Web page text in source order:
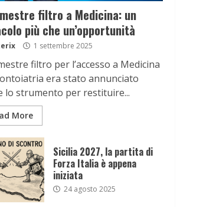
filtro a Medicina: un
più che un’opportunità
1 settembre 2025
filtro per l’accesso a Medicina
era stato annunciato
lo strumento per restituire...
More
Sicilia 2027, la partita di
Forza Italia è appena
iniziata
24 agosto 2025